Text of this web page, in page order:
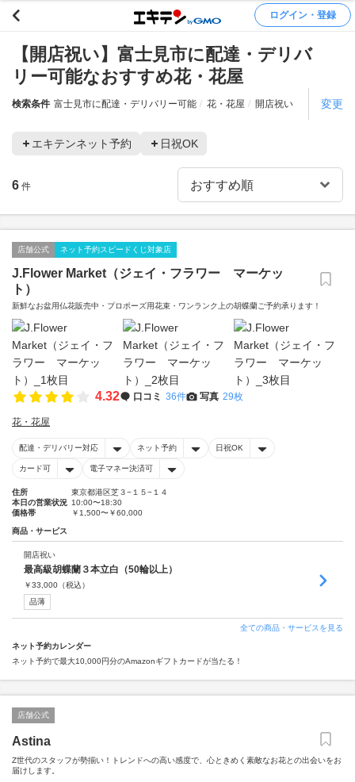
ログイン・登録
【開店祝い】富士見市に配達・デリバ
リー可能なおすすめ花・花屋
検索条件 富士見市に配達・デリバリー可能 花・花屋 開店祝い 変更
エキテンネット予約 日祝OK
6 件
店舗公式 ネット予約スピードくじ対象店
J.Flower Market（ジェイ・フラワー マーケッ
ト）
新鮮なお盆用仏花販売中・プロポーズ用花束・ワンランク上の胡蝶蘭ご予約承ります！
4.32 口コミ 36件 写真 29枚
花・花屋
配達・デリバリー対応 ネット予約 日祝OK
カード可 電子マネー決済可
住所
東京都港区芝３−１５−１４
本日の営業状況 10:00〜18:30
価格帯
￥1,500〜￥60,000
商品・サービス
開店祝い
最高級胡蝶蘭３本立白（50輪以上）
￥33,000 （税込）
品薄
全ての商品・サービスを見る
ネット予約カレンダー
ネット予約で最大10,000円分のAmazonギフトカードが当たる！
店舗公式
Astina
Z世代のスタッフが勢揃い！トレンドへの高い感度で、心ときめく素敵なお花との出会いをお
届けします。